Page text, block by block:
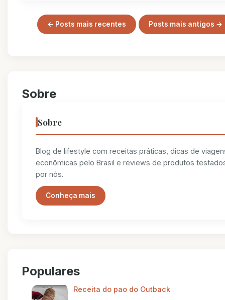
← Posts mais recentes Posts mais antigos →
Sobre
Sobre
Blog de lifestyle com receitas práticas, dicas de
econômicas pelo Brasil e reviews de produtos
por nós.
Conheça mais
Populares
Receita do pao do Outback